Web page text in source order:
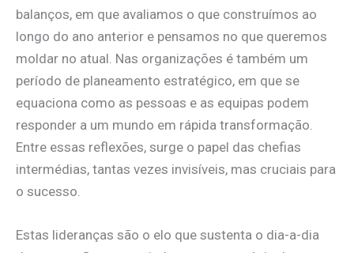
balanços, em que avaliamos o que construímos ao
longo do ano anterior e pensamos no que queremos
moldar no atual. Nas organizações é também um
período de planeamento estratégico, em que se
equaciona como as pessoas e as equipas podem
responder a um mundo em rápida transformação.
Entre essas reflexões, surge o papel das chefias
intermédias, tantas vezes invisíveis, mas cruciais para
o sucesso.
Estas lideranças são o elo que sustenta o dia-a-dia